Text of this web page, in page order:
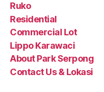
Ruko
Residential
Commercial Lot
Lippo Karawaci
About Park Serpong
Contact Us & Lokasi